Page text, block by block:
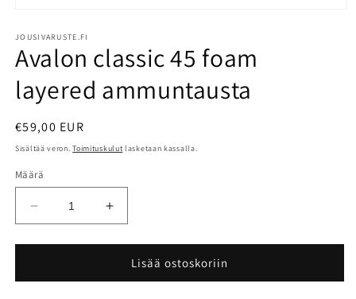
1
modaalisessa
ikkunassa
JOUSIVARUSTE.FI
Avalon classic 45 foam
layered ammuntausta
Normaalihinta
€59,00 EUR
Sisältää veron.Toimituskulut lasketaan kassalla.
Määrä
Vähennä
tuotteen
Avalon
45
Lisää
tuotteen
Avalon
classic
45
Lisää ostoskoriin